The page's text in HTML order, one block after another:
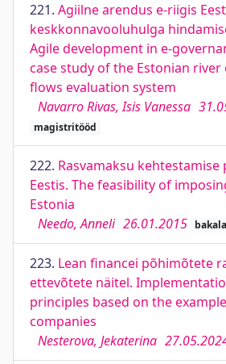
221. Agiilne arendus e-riigis
keskkonnavooluhulga
Agile development in e-
case study of the Estonian
flows evaluation system
Navarro Rivas, Isis Vanessa
magistritööd
222. Rasvamaksu kehtestamise
Eestis. The feasibility of
Estonia
Needo, Anneli 26.01.2015
223. Lean financei põhimõtete
ettevõtete näitel.
principles based on the
companies
Nesterova, Jekaterina